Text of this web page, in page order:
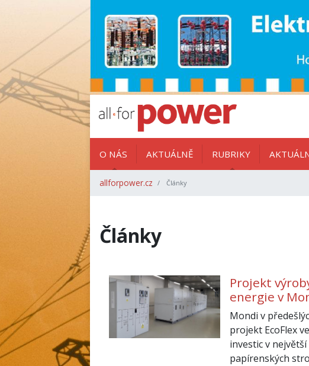
O NÁS AKTUÁLNĚ RUBRIKY
allforpower.cz Články
Články
Projekt
energie v
Mondi v
projekt EcoFlex
investic v
papírenských